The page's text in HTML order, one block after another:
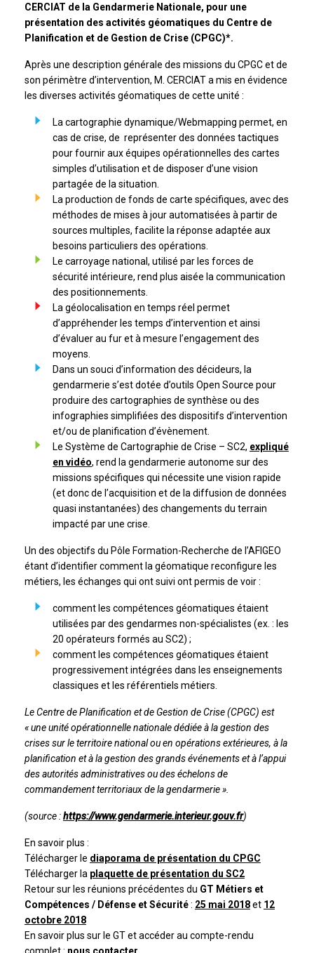
CERCIAT de la Gendarmerie Nationale, pour une
présentation des activités géomatiques du Centre de
Planification et de Gestion de Crise (CPGC)*.
Après une description générale des missions du CPGC et de
son périmètre d’intervention, M. CERCIAT a mis en évidence
les diverses activités géomatiques de cette unité :
La cartographie dynamique/Webmapping permet, en
cas de crise, de représenter des données tactiques
pour fournir aux équipes opérationnelles des cartes
simples d’utilisation et de disposer d’une vision
partagée de la situation.
La production de fonds de carte spécifiques, avec des
méthodes de mises à jour automatisées à partir de
sources multiples, facilite la réponse adaptée aux
besoins particuliers des opérations.
Le carroyage national, utilisé par les forces de
sécurité intérieure, rend plus aisée la communication
des positionnements.
La géolocalisation en temps réel permet
d’appréhender les temps d’intervention et ainsi
d’évaluer au fur et à mesure l’engagement des
moyens.
Dans un souci d’information des décideurs, la
gendarmerie s’est dotée d’outils Open Source pour
produire des cartographies de synthèse ou des
infographies simplifiées des dispositifs d’intervention
et/ou de planification d’évènement.
Le Système de Cartographie de Crise – SC2, expliqué
en vidéo, rend la gendarmerie autonome sur des
missions spécifiques qui nécessite une vision rapide
(et donc de l’acquisition et de la diffusion de données
quasi instantanées) des changements du terrain
impacté par une crise.
Un des objectifs du Pôle Formation-Recherche de l’AFIGEO
étant d’identifier comment la géomatique reconfigure les
métiers, les échanges qui ont suivi ont permis de voir :
comment les compétences géomatiques étaient
utilisées par des gendarmes non-spécialistes (ex. : les
20 opérateurs formés au SC2) ;
comment les compétences géomatiques étaient
progressivement intégrées dans les enseignements
classiques et les référentiels métiers.
Le Centre de Planification et de Gestion de Crise (CPGC) est
« une unité opérationnelle nationale dédiée à la gestion des
crises sur le territoire national ou en opérations extérieures, à la
planification et à la gestion des grands événements et à l’appui
des autorités administratives ou des échelons de
commandement territoriaux de la gendarmerie ».
(source :https://www.gendarmerie.interieur.gouv.fr)
En savoir plus :
Télécharger le diaporama de présentation du CPGC
Télécharger la plaquette de présentation du SC2
Retour sur les réunions précédentes du GT Métiers et
Compétences / Défense et Sécurité: 25 mai 2018et 12
octobre 2018
En savoir plus sur le GT et accéder au compte-rendu
complet : nous contacter